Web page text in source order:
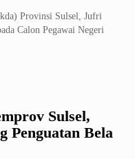
Provinsi Sulsel, Jufri
Calon Pegawai Negeri
Sulsel,
Penguatan Bela